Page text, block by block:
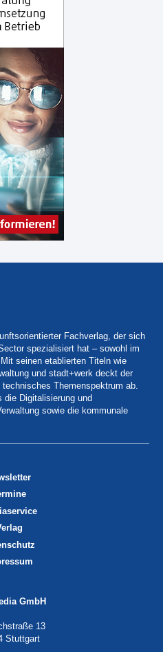
Fachverlag, der sich
spezialisiert hat – sowohl im
seinen etablierten Titeln wie
und stadt+werk deckt der
Themenspektrum ab.
Digitalisierung und
sowie die kommunale
GmbH
13
Stuttgart